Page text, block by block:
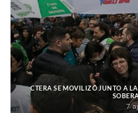
CTERA SE MOVILIZÓ JUNTO A
7